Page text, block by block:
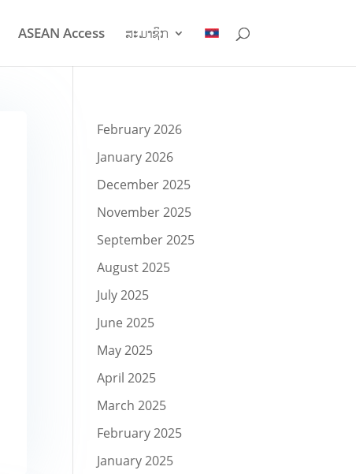
ASEAN Access ສະມາຊິກ
February 2026
January 2026
December 2025
November 2025
September 2025
August 2025
July 2025
June 2025
May 2025
April 2025
March 2025
February 2025
January 2025